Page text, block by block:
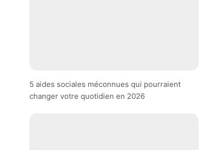
5 aides sociales méconnues qui pourraient
changer votre quotidien en 2026